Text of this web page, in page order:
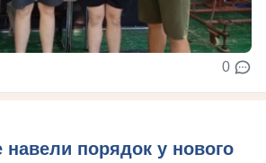
0
порядок у нового